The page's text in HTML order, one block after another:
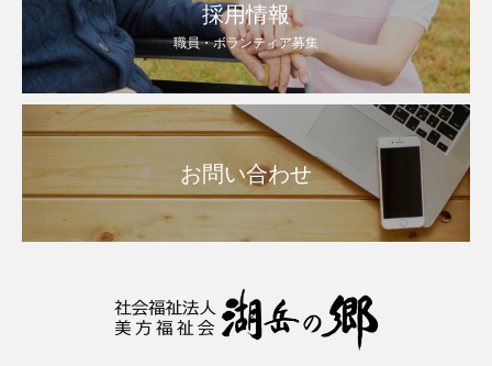
採用情報
職員・ボランティア募集
お問い合わせ